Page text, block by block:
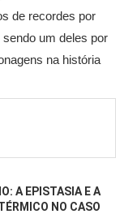
de recordes por
um deles por
na história
A EPISTASIA E A
NO CASO